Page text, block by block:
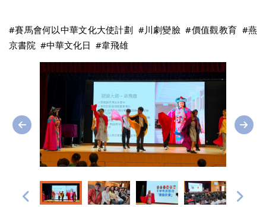
#賽馬會何以中華文化大使計劃 #川劇變臉 #價值觀教育 #燕
京書院 #中華文化日 #韋飛雄